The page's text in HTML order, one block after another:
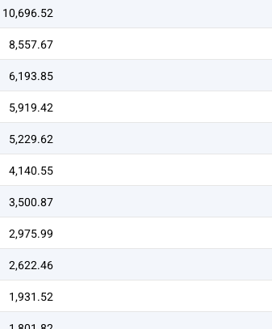
10,696.52
8,557.67
6,193.85
5,919.42
5,229.62
4,140.55
3,500.87
2,975.99
2,622.46
1,931.52